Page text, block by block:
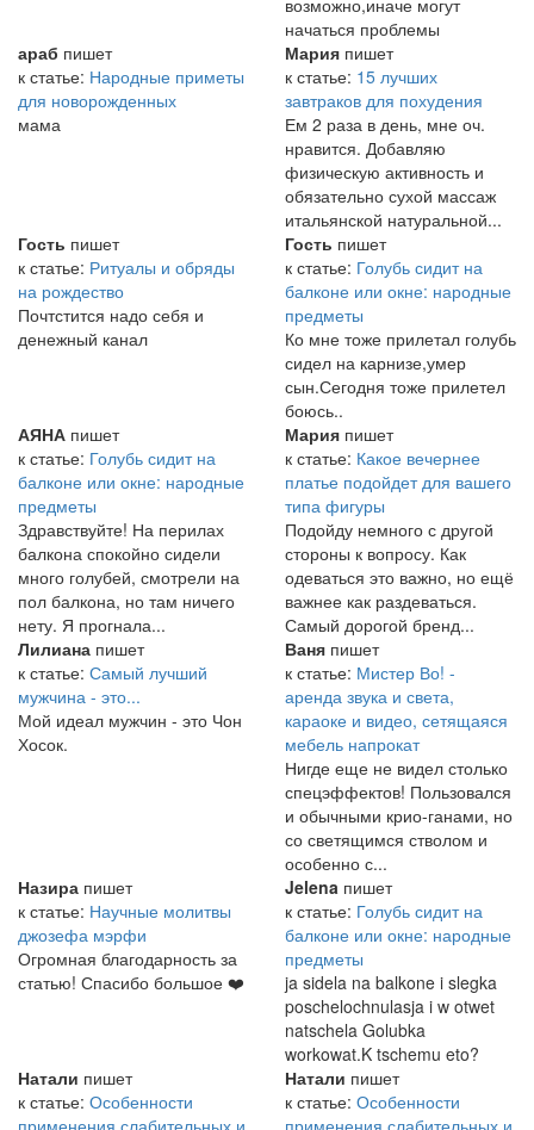
возможно,иначе могут
начаться проблемы
араб пишет
к статье: Народные приметы
для новорожденных
мама
Мария пишет
к статье: 15 лучших
завтраков для похудения
Ем 2 раза в день, мне оч.
нравится. Добавляю
физическую активность и
обязательно сухой массаж
итальянской натуральной...
Гость пишет
к статье: Ритуалы и обряды
на рождество
Почтстится надо себя и
денежный канал
Гость пишет
к статье: Голубь сидит на
балконе или окне: народные
предметы
Ко мне тоже прилетал голубь
сидел на карнизе,умер
сын.Сегодня тоже прилетел
боюсь..
АЯНА пишет
к статье: Голубь сидит на
балконе или окне: народные
предметы
Здравствуйте! На перилах
балкона спокойно сидели
много голубей, смотрели на
пол балкона, но там ничего
нету. Я прогнала...
Мария пишет
к статье: Какое вечернее
платье подойдет для вашего
типа фигуры
Подойду немного с другой
стороны к вопросу. Как
одеваться это важно, но ещё
важнее как раздеваться.
Самый дорогой бренд...
Лилиана пишет
к статье: Самый лучший
мужчина - это...
Мой идеал мужчин - это Чон
Хосок.
Ваня пишет
к статье: Мистер Во! -
аренда звука и света,
караоке и видео, сетящаяся
мебель напрокат
Нигде еще не видел столько
спецэффектов! Пользовался
и обычными крио-ганами, но
со светящимся стволом и
особенно с...
Назира пишет
к статье: Научные молитвы
джозефа мэрфи
Огромная благодарность за
статью! Спасибо большое ❤️
Jelena пишет
к статье: Голубь сидит на
балконе или окне: народные
предметы
ja sidela na balkone i slegka
poschelochnulasja i w otwet
natschela Golubka
workowat.K tschemu eto?
Натали пишет
к статье: Особенности
Натали пишет
к статье: Особенности